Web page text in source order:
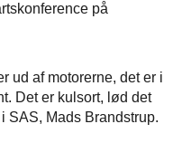
på
ud af motorerne, det er i
Det er kulsort, lød det
SAS, Mads Brandstrup.